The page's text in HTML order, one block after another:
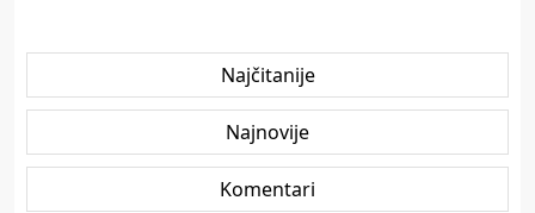
Najčitanije
Najnovije
Komentari